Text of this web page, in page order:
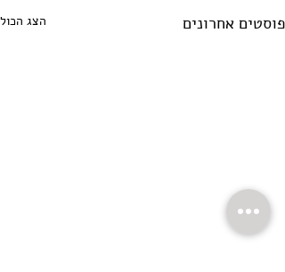
פוסטים אחרונים הצג הכול